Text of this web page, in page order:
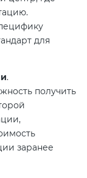
для
.
получить
заранее